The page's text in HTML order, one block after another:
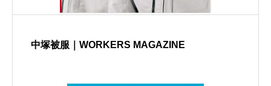
中塚被服｜WORKERS MAGAZINE